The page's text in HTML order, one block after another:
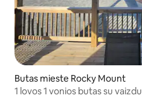
Butas mieste Rocky Mount
1 lovos 1 vonios butas su vaizdu